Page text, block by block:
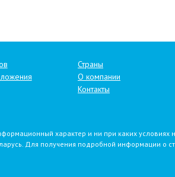
Страны
О компании
Контакты
характер и ни при каких условиях
Для получения подробной информации о